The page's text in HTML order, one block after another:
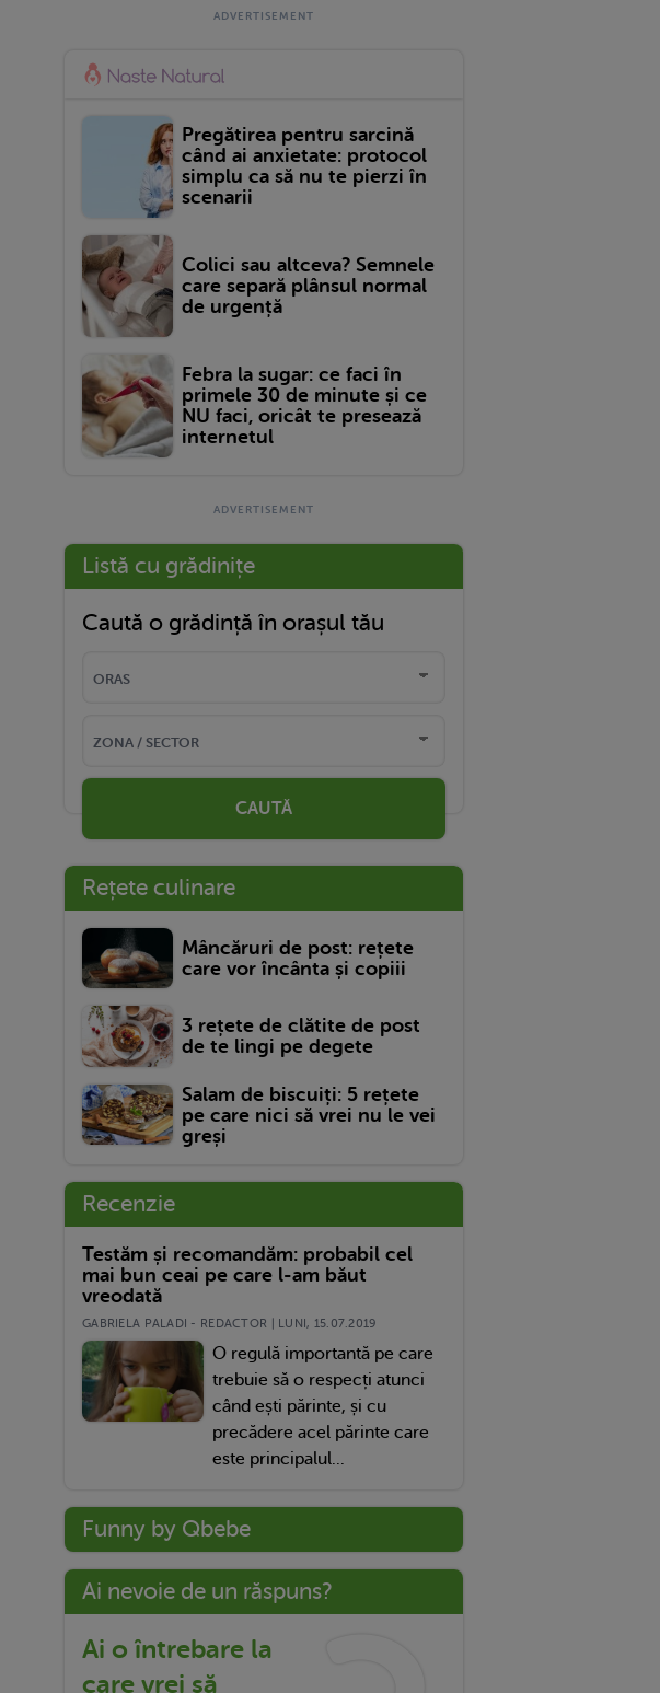
Pregătirea pentru sarcină
când ai anxietate: protocol
simplu ca să nu te pierzi în
scenarii
Colici sau altceva? Semnele
care separă plânsul normal
de urgență
Febra la sugar: ce faci în
primele 30 de minute și ce
NU faci, oricât te presează
internetul
Listă cu grădinițe
Caută o grădință în orașul tău
CAUTĂ
Rețete culinare
Mâncăruri de post: rețete
care vor încânta și copiii
3 rețete de clătite de post
de te lingi pe degete
Salam de biscuiți: 5 rețete
pe care nici să vrei nu le vei
greși
Recenzie
Testăm și recomandăm: probabil cel
mai bun ceai pe care l-am băut
vreodată
GABRIELA PALADI - REDACTOR | LUNI, 15.07.2019
O regulă importantă pe care
trebuie să o respecți atunci
când ești părinte, și cu
precădere acel părinte care
este principalul...
Funny by Qbebe
Ai nevoie de un răspuns?
Ai o întrebare la
care vrei să